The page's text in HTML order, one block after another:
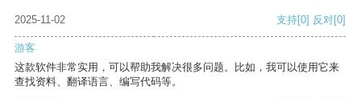
2025-11-02 支持[0] 反对[0]
游客
这款软件非常实用，可以帮助我解决很多问题。比如，我可以使用它来
查找资料、翻译语言、编写代码等。